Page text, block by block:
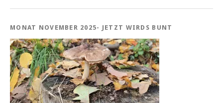
MONAT NOVEMBER 2025- JETZT WIRDS BUNT